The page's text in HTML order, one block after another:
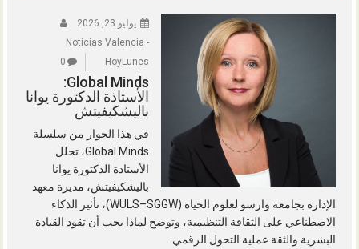
يوليو 23, 2026
Noticias Valencia -
HoyLunes
0
Global Minds:
الأستاذة الدكتورة يوانا
باليشكيفيتش
في هذا الحوار من سلسلة
Global Minds، تحلل
الأستاذة الدكتورة يوانا
باليشكيفيتش، مديرة معهد
الإدارة بجامعة وارسو لعلوم الحياة (WULS–SGGW)، تأثير الذكاء
الاصطناعي على الثقافة التنظيمية، وتوضح لماذا يجب أن تقود القيادة
البشرية والثقة عملية التحول الرقمي.